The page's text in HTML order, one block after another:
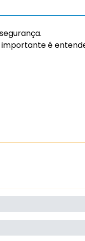
importante é